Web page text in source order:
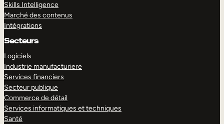
Skills Intelligence
Marché des contenus
Intégrations
Secteurs
Logiciels
Industrie manufacturiere
Services financiers
Secteur publique
Commerce de détail
Services informatiques et techniques
Santé